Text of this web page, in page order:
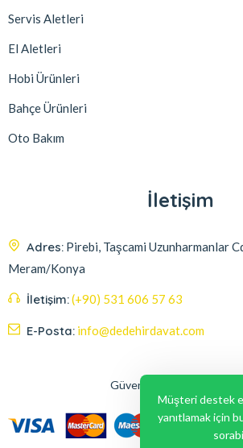
Servis Aletleri
El Aletleri
Hobi Ürünleri
Bahçe Ürünleri
Oto Bakım
İletişim
Adres: Pirebi, Taşcami Uzunharmanlar
Meram/Konya
İletişim:(+90) 531 606 57 63
E-Posta: info@dedehirdavat.com
Güvenli Ödeme Seçenekleri
Müşteri destek
yanıtlamak için